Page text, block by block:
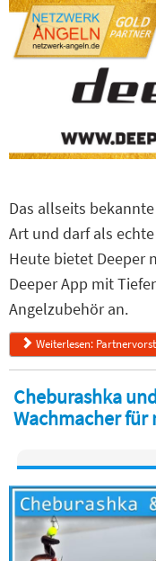
Das allseits
Art und darf als
Heute bietet Deeper
Deeper App mit
Angelzubehör an.
Weiterlesen:
Cheburashka
Wachmacher für